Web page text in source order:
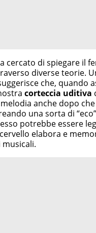
cercato di spiegare il
diverse teorie.
che, quando
corteccia uditiva
anche dopo
una sorta di
potrebbe essere
elabora e